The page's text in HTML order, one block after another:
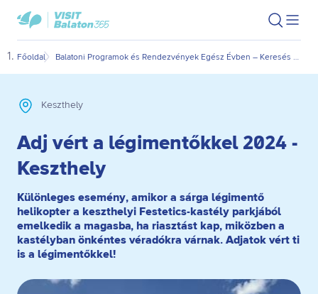
Ugrás
fő
Ugrás
oldal
VisitBalaton365
kezdőlap
Keresés
Főoldal Balatoni Programok és Rendezvények Egész Évben – Keresés Dátum és Kategória Szerint
Keszthely
Adj vért a légimentőkkel 2024 -
Keszthely
Különleges esemény, amikor a sárga légimentő
helikopter a keszthelyi Festetics-kastély parkjából
emelkedik a magasba, ha riasztást kap, miközben a
kastélyban önkéntes véradókra várnak. Adjatok vért ti
is a légimentőkkel!